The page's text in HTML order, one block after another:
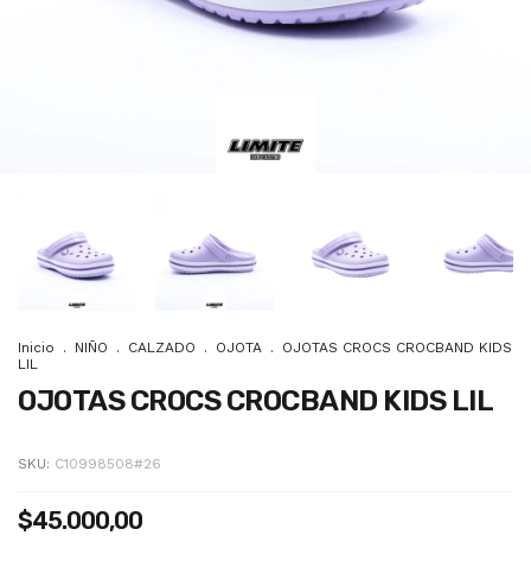
Inicio . NIÑO . CALZADO . OJOTA .
OJOTAS CROCS CROCBAND KIDS
LIL
OJOTAS CROCS CROCBAND KIDS LIL
SKU: C10998508#26
$45.000,00